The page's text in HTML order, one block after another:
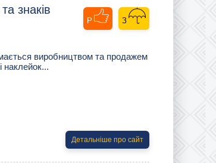
знаків
виробництвом та продажем
наклейок...
Детальніше про сайт